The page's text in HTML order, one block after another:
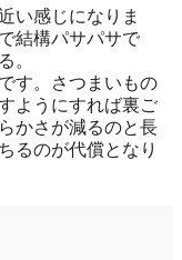
い感じになりま
結構パサパサで
。
す。さつまいもの
ようにすれば裏ご
かさが減るのと長
るのが代償となり